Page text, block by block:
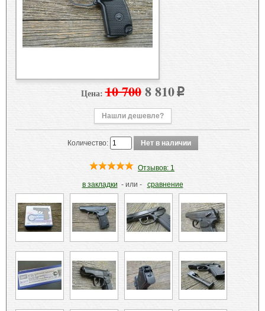
Цена: 10 7008 810p
Нашли дешевле?
Количество:
Отзывов: 1
в закладки - или - сравнение